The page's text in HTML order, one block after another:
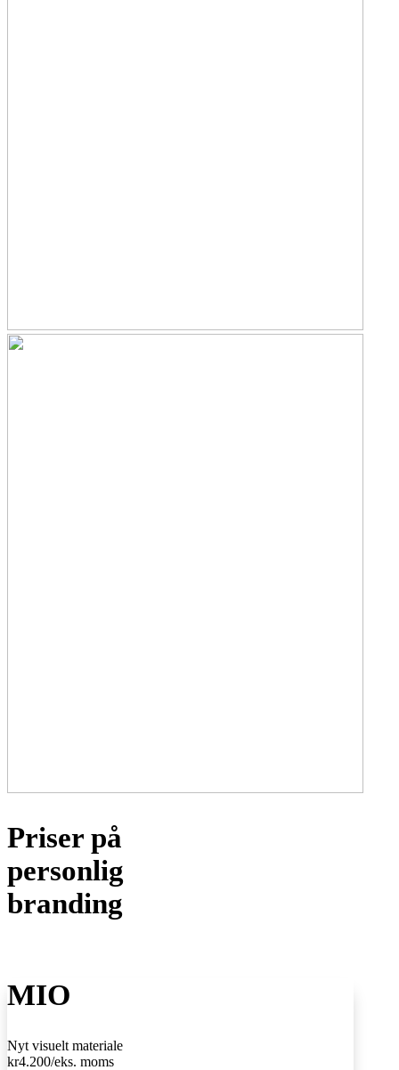
Priser på
personlig
branding
MIO
Nyt visuelt materiale
kr4.200/eks. moms